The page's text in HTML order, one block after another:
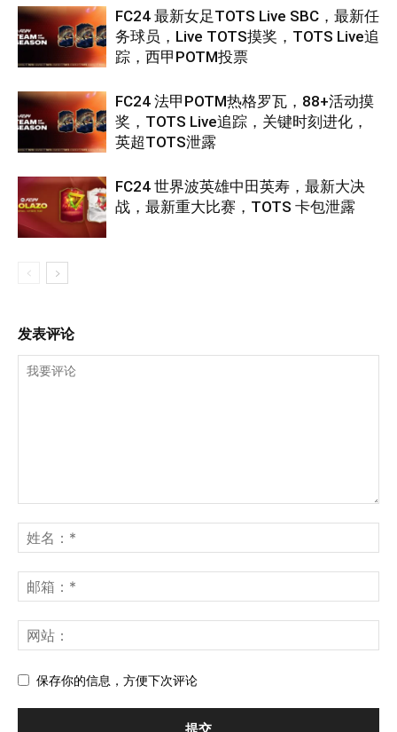
FC24 最新女足TOTS Live SBC，最新任
务球员，Live TOTS摸奖，TOTS Live追
踪，西甲POTM投票
FC24 法甲POTM热格罗瓦，88+活动摸
奖，TOTS Live追踪，关键时刻进化，
英超TOTS泄露
FC24 世界波英雄中田英寿，最新大决
战，最新重大比赛，TOTS 卡包泄露
发表评论
保存你的信息，方便下次评论